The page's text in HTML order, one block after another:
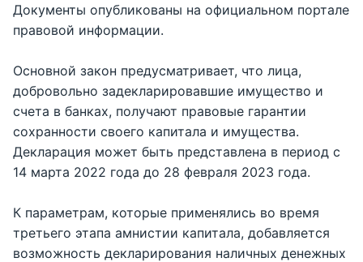
Документы опубликованы на официальном портале
правовой информации.
Основной закон предусматривает, что лица,
добровольно задекларировавшие имущество и
счета в банках, получают правовые гарантии
сохранности своего капитала и имущества.
Декларация может быть представлена в период с
14 марта 2022 года до 28 февраля 2023 года.
К параметрам, которые применялись во время
третьего этапа амнистии капитала, добавляется
возможность декларирования наличных денежных